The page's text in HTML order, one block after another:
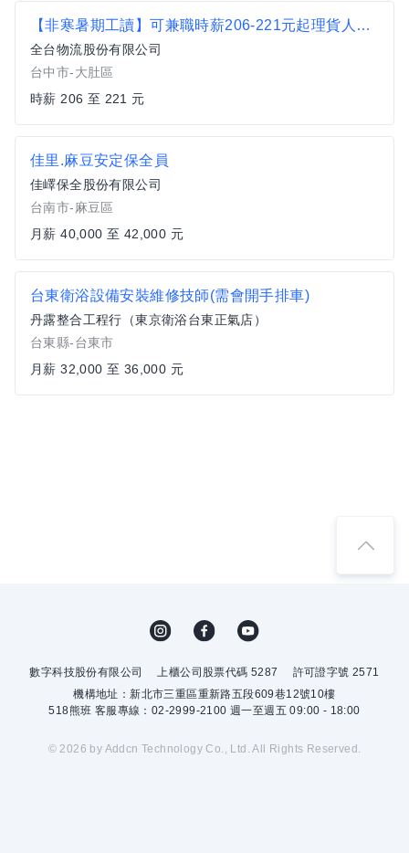
【非寒暑期工讀】可兼職時薪206-221元起理貨人員-大肚物流中心-全勤流通
全台物流股份有限公司
台中市-大肚區
時薪 206 至 221 元
佳里.麻豆安定保全員
佳嶧保全股份有限公司
台南市-麻豆區
月薪 40,000 至 42,000 元
台東衛浴設備安裝維修技師(需會開手排車)
丹露整合工程行（東京衛浴台東正氣店）
台東縣-台東市
月薪 32,000 至 36,000 元
數字科技股份有限公司 上櫃公司股票代碼 5287
許可證字號 2571
機構地址：新北市三重區重新路五段609巷12號10樓
518熊班 客服專線：02-2999-2100 週一至週五 09:00 - 18:00
© 2026 by Addcn Technology Co., Ltd. All Rights Reserved.